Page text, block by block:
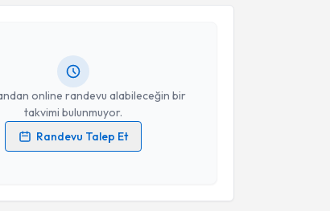
online randevu alabileceğin bir
takvimi bulunmuyor.
Randevu Talep Et
Nilüfer Karataşiçin randevu takvimi
bu uzmandan randevu almanız için bir
işlenmesine ilişkinAydınlatma Metni
Talebi